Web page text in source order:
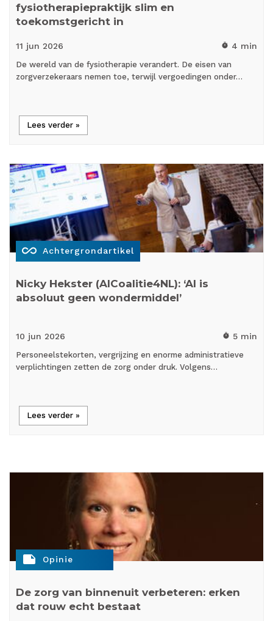
fysiotherapiepraktijk slim en
toekomstgericht in
11 jun 2026 timer 4 min
De wereld van de fysiotherapie verandert. De eisen van
zorgverzekeraars nemen toe, terwijl vergoedingen onder…
Lees verder »
all_inclusive Achtergrondartikel
Nicky Hekster (AICoalitie4NL): ‘AI is
absoluut geen wondermiddel’
10 jun 2026 timer 5 min
Personeelstekorten, vergrijzing en enorme administratieve
verplichtingen zetten de zorg onder druk. Volgens…
Lees verder »
note Opinie
De zorg van binnenuit verbeteren: erken
dat rouw echt bestaat